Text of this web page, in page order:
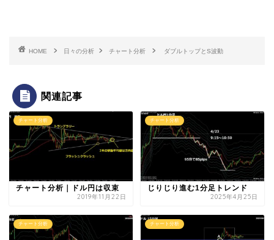
HOME 日々の分析 チャート分析 ダブルトップとS波動
関連記事
チャート分析
チャート分析｜ドル円は収束
2019年11月22日
チャート分析
じりじり進む1分足トレンド
2025年4月25日
チャート分析 チャート分析